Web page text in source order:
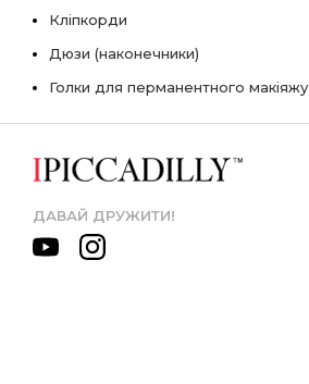
Кліпкорди
Дюзи (наконечники)
Голки для перманентного макіяжу
ДАВАЙ ДРУЖИТИ!